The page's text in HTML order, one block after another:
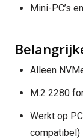
Mini-PC’s
Alleen
M.2 2280
Werkt op
compatibel)